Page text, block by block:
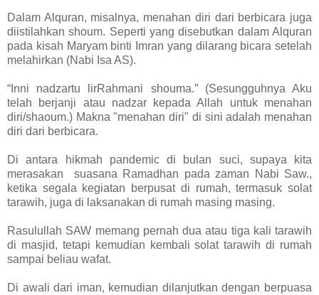
Dalam Alquran, misalnya, menahan diri dari berbicara juga
diistilahkan shoum. Seperti yang disebutkan dalam Alquran
pada kisah Maryam binti Imran yang dilarang bicara setelah
melahirkan (Nabi Isa AS).
“Inni nadzartu lirRahmani shouma.” (Sesungguhnya Aku
telah berjanji atau nadzar kepada Allah untuk menahan
diri/shaoum.) Makna "menahan diri" di sini adalah menahan
diri dari berbicara.
Di antara hikmah pandemic di bulan suci, supaya kita
merasakan suasana Ramadhan pada zaman Nabi Saw.,
ketika segala kegiatan berpusat di rumah, termasuk solat
tarawih, juga di laksanakan di rumah masing masing.
Rasulullah SAW memang pernah dua atau tiga kali tarawih
di masjid, tetapi kemudian kembali solat tarawih di rumah
sampai beliau wafat.
Di awali dari iman, kemudian dilanjutkan dengan berpuasa